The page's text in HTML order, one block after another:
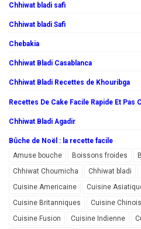
Chhiwat bladi safi
Chhiwat bladi Safi
Chebakia
Chhiwat Bladi Casablanca
Chhiwat Bladi Recettes de Khouribga
Recettes De Cake Facile Rapide Et Pas
Chhiwat Bladi Agadir
Bûche de Noël : la recette facile
Amuse bouche
Boissons froides
Chhiwat Choumicha
Chhiwat bladi
Cuisine Americaine
Cuisine
Cuisine Britanniques
Cuisine
Cuisine Fusion
Cuisine Indienne